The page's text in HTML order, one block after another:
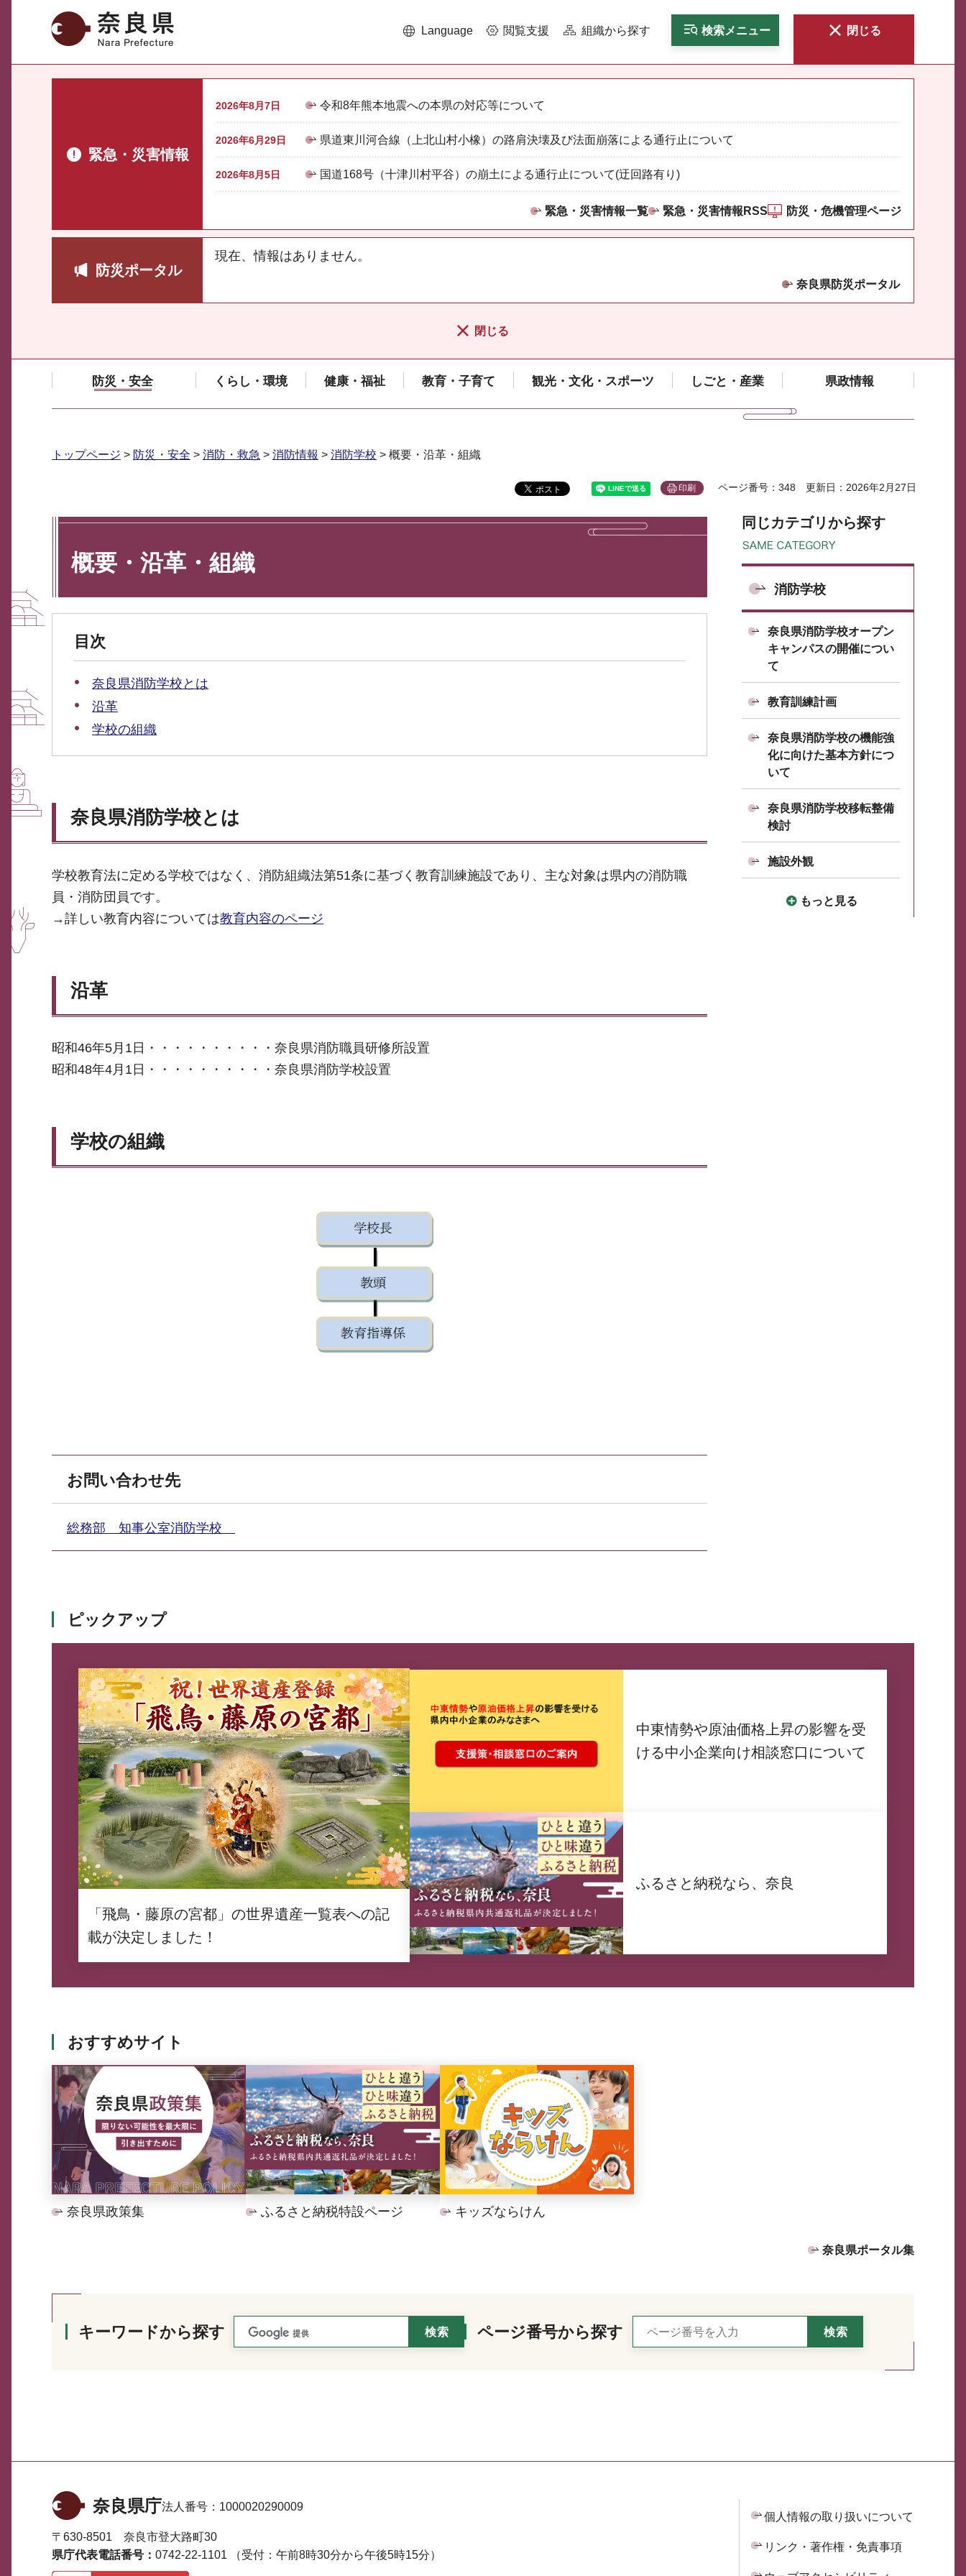
奈良県 Language 閲覧支援 組織から探す 検索メニュー 閉じる
緊急・災害情報
2026年8月7日 令和8年熊本地震への本県の対応等について
2026年6月29日 県道東川河合線（上北山村小橡）の路肩決壊及び法面崩落による通行止について
2026年8月5日 国道168号（十津川村平谷）の崩土による通行止について(迂回路有り)
緊急・災害情報一覧 緊急・災害情報RSS 防災・危機管理ページ
防災ポータル
現在、情報はありません。
奈良県防災ポータル
閉じる
防災・安全 くらし・環境 健康・福祉 教育・子育て 観光・文化・スポーツ しごと・産業 県政情報
トップページ > 防災・安全 > 消防・救急 > 消防情報 > 消防学校 > 概要・沿革・組織
印刷 ページ番号：348 更新日：2026年2月27日
概要・沿革・組織
目次
奈良県消防学校とは
沿革
学校の組織
奈良県消防学校とは
学校教育法に定める学校ではなく、消防組織法第51条に基づく教育訓練施設であり、主な対象は県内の消防職
員・消防団員です。
→詳しい教育内容については教育内容のページ
沿革
昭和46年5月1日・・・・・・・・・・奈良県消防職員研修所設置
昭和48年4月1日・・・・・・・・・・奈良県消防学校設置
学校の組織
お問い合わせ先
総務部 知事公室消防学校
同じカテゴリから探す
消防学校
奈良県消防学校オープン
キャンパスの開催につい
て
教育訓練計画
奈良県消防学校の機能強
化に向けた基本方針につ
いて
奈良県消防学校移転整備
検討
施設外観
もっと見る
ピックアップ
「飛鳥・藤原の宮都」の世界遺産一覧表への記
載が決定しました！
中東情勢や原油価格上昇の影響を受
ける中小企業向け相談窓口について
ふるさと納税なら、奈良
おすすめサイト
奈良県政策集 ふるさと納税特設ページ キッズならけん
奈良県ポータル集
キーワードから探す ページ番号から探す
奈良県庁法人番号： 1000020290009
〒630-8501 奈良市登大路町30
県庁代表電話番号： 0742-22-1101 （受付：午前8時30分から午後5時15分）
個人情報の取り扱いについて
リンク・著作権・免責事項